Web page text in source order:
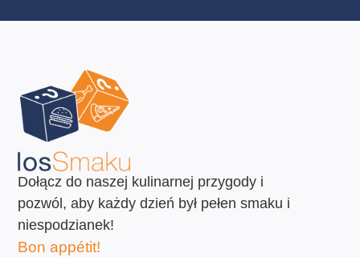
Dołącz do naszej kulinarnej przygody i
pozwól, aby każdy dzień był pełen smaku i
niespodzianek!
Bon appétit!